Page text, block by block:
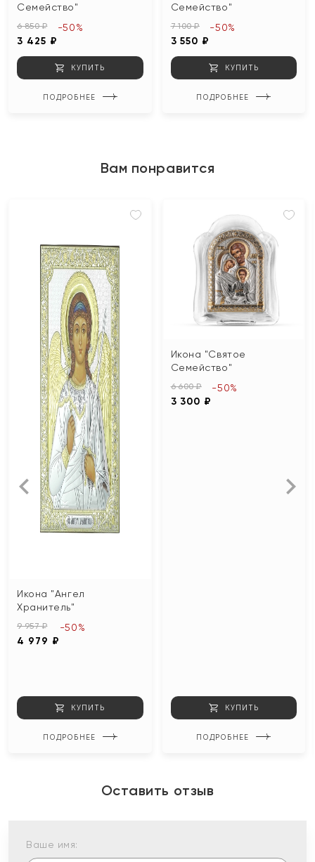
Семейство"
6 850 ₽
3 425 ₽
-50%
КУПИТЬ
ПОДРОБНЕЕ
Семейство"
7 100 ₽
3 550 ₽
-50%
КУПИТЬ
ПОДРОБНЕЕ
Вам понравится
Икона "Ангел
Хранитель"
9 957 ₽
4 979 ₽
-50%
КУПИТЬ
ПОДРОБНЕЕ
Икона "Святое
Семейство"
6 600 ₽
3 300 ₽
-50%
КУПИТЬ
ПОДРОБНЕЕ
Оставить отзыв
Ваше имя: